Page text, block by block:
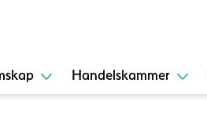
Handelskammer